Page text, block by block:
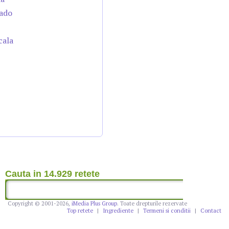
Cauta in 14.929 retete
Copyright © 2001-2026, iMedia Plus Group. Toate drepturile rezervate
Top retete
| Ingrediente | Termeni si conditii | Contact